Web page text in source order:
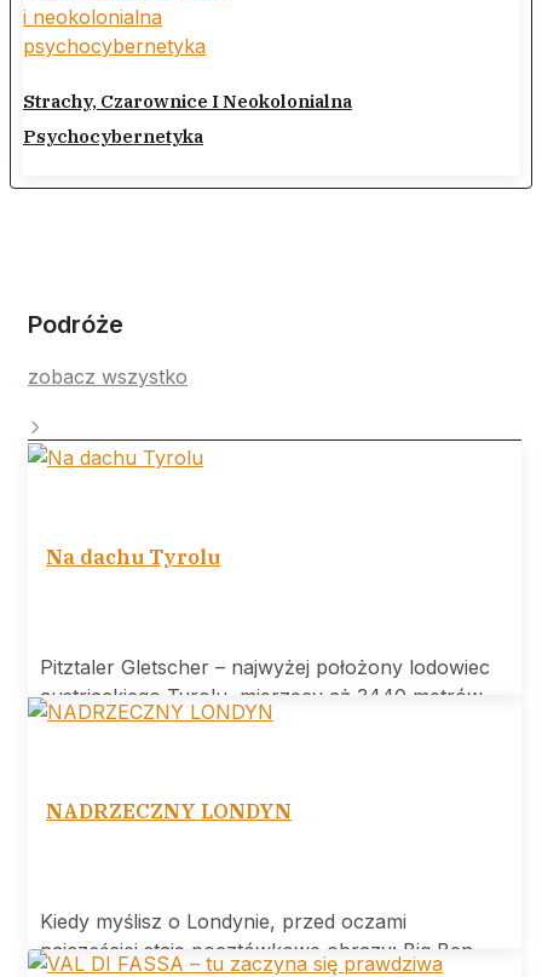
Strachy, Czarownice I Neokolonialna
Psychocybernetyka
Podróże
zobacz wszystko
Na dachu Tyrolu
Pitztaler Gletscher – najwyżej położony lodowiec
austriackiego Tyrolu, mierzący aż 3440 metrów
wysokości.
NADRZECZNY LONDYN
Kiedy myślisz o Londynie, przed oczami
najczęściej stają pocztówkowe obrazy: Big Ben,